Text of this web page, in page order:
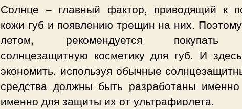
Солнце – главный фактор, приводящий к
кожи губ и появлению трещин на них.
летом, рекомендуется покупать
солнцезащитную косметику для губ. И
экономить, используя обычные
средства должны быть разработаны
именно для защиты их от ультрафиолета.